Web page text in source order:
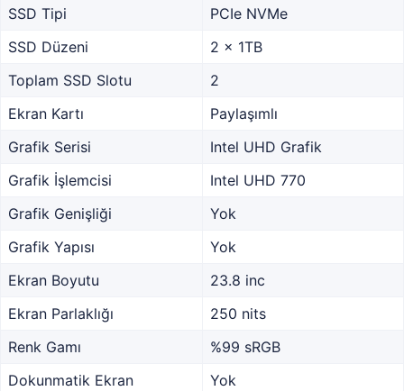
SSD Tipi
PCIe NVMe
SSD Düzeni
2 x 1TB
Toplam SSD Slotu
2
Ekran Kartı
Paylaşımlı
Grafik Serisi
Intel UHD Grafik
Grafik İşlemcisi
Intel UHD 770
Grafik Genişliği
Yok
Grafik Yapısı
Yok
Ekran Boyutu
23.8 inc
Ekran Parlaklığı
250 nits
Renk Gamı
%99 sRGB
Dokunmatik Ekran
Yok